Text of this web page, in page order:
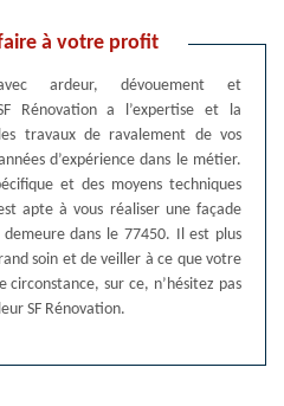
à votre profit
ardeur, dévouement et
Rénovation a l’expertise et la
travaux de ravalement de vos
d’expérience dans le métier.
et des moyens techniques
apte à vous réaliser une façade
dans le 77450. Il est plus
soin et de veiller à ce que votre
sur ce, n’hésitez pas
SF Rénovation.